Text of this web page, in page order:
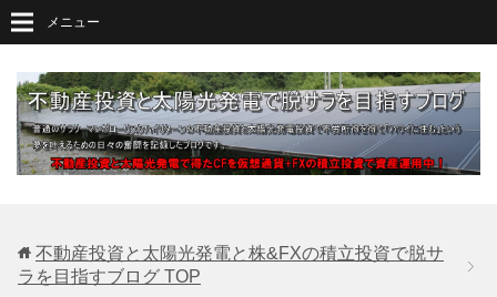
メニュー
不動産投資と太陽光発電と株&FXの積立投資で脱サ
ラを目指すブログ TOP